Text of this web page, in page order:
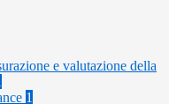
e valutazione della
1